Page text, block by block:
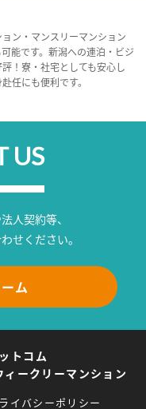
ン・マンスリーマンション
能です。新潟への連泊・ビジ
！寮・社宅としても安心し
任にも便利です。
US
人契約等、
せください。
ム
トコム
ークリーマンション
イバシーポリシー